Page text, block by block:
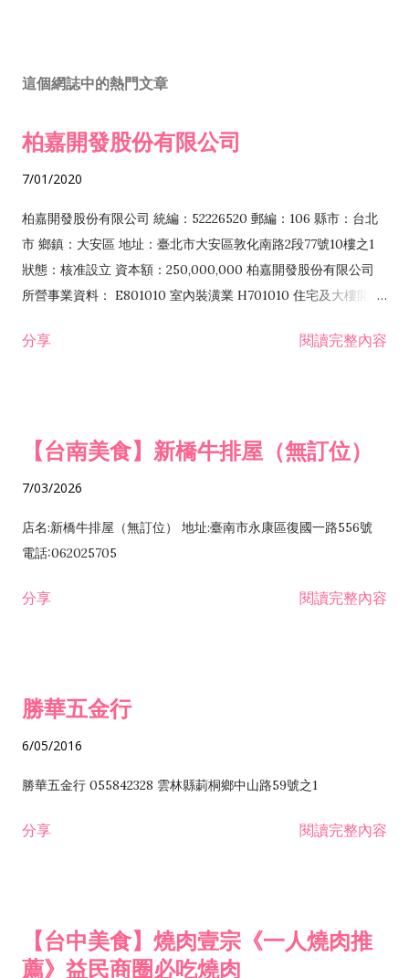
這個網誌中的熱門文章
柏嘉開發股份有限公司
7/01/2020
柏嘉開發股份有限公司 統編：52226520 郵編：106 縣市：台北
市 鄉鎮：大安區 地址：臺北市大安區敦化南路2段77號10樓之1
狀態：核准設立 資本額：250,000,000 柏嘉開發股份有限公司
所營事業資料： E801010 室內裝潢業 H701010 住宅及大樓開發
發業 H703090 不動產買賣業 H703100 不動產租賃業 I503010
分享 閱讀完整內容
【台南美食】新橋牛排屋（無訂位）
7/03/2026
店名:新橋牛排屋（無訂位） 地址:臺南市永康區復國一路556號
電話:062025705
分享 閱讀完整內容
勝華五金行
6/05/2016
勝華五金行 055842328 雲林縣莿桐鄉中山路59號之1
分享 閱讀完整內容
【台中美食】燒肉壹宗《一人燒肉推
薦》益民商圈必吃燒肉